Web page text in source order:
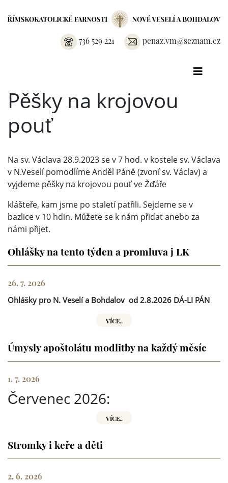
736 529 221 penaz.vm@seznam.cz
Pěšky na krojovou
pouť
Na sv. Václava 28.9.2023 se v 7 hod. v kostele sv. Václava
v N.Veselí pomodlíme Anděl Páně (zvoní sv. Václav) a
vyjdeme pěšky na krojovou pouť ve Žďáře
klášteře, kam jsme po staletí patřili. Sejdeme se v
bazlice v 10 hdin. Můžete se k nám přidat anebo za
námi přijet.
Ohlášky na tento týden a promluva j LK
26. 7. 2026
Ohlášky pro N. Veselí a Bohdalov od 2.8.2026 DÁ-LI PÁN
VÍCE..
Úmysly apoštolátu modlitby na každý měsíc
1. 7. 2026
Červenec 2026:
VÍCE..
Stromky i keře a děti
2. 6. 2026